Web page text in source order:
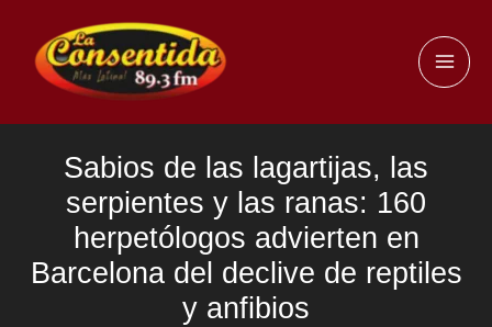
contenido
Sabios de las lagartijas, las
serpientes y las ranas: 160
herpetólogos advierten en
Barcelona del declive de reptiles
y anfibios